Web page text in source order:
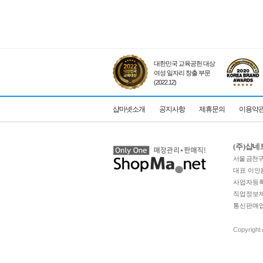
대한민국 교육공헌 대상
여성 일자리 창출 부문
(2022.12)
샵마넷소개 공지사항 제휴문의 이용약
(주)샵네
서울 금천
대표 이인
사업자등
직업정보
통신판매
Copyright